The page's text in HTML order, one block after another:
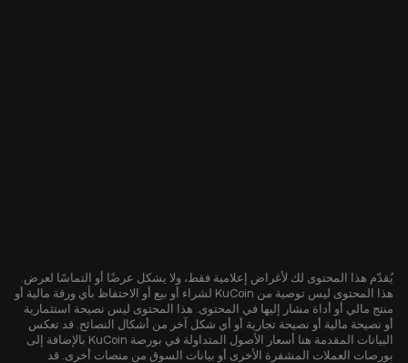
يُقدّم هذا المحتوى لك لأغراض إعلامية فقط، ولا يشكل عرضًا أو التماسًا لعرض.
هذا المحتوى ليس توصية من KuCoin لشراء أو بيع أو الاحتفاظ بأي ورقة مالية أو
منتج مالي أو أداة مشار إليها في المحتوى. هذا المحتوى ليس نصيحة استثمارية
أو نصيحة مالية أو نصيحة تجارية أو أي شكل آخر من أشكال النصائح. قد تعكس
البيانات المقدمة هنا أسعار الأصول المتداولة في بورصة KuCoin بالإضافة إلى
بورصات العملات المشفرة الأخرى أو بيانات السوق من منصات أخرى. قد